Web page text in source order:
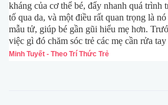
kháng của cơ thể bé, đẩy nhanh quá trình
tố qua da, và một điều rất quan trọng là
mẫu tử, giúp bé gần gũi hiểu mẹ hơn.
việc gì đó chăm sóc trẻ các mẹ cần rửa
Minh Tuyết - Theo Trí Thức Trẻ